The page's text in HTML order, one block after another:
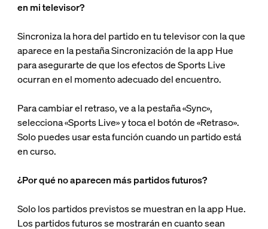
en mi televisor?
Sincroniza la hora del partido en tu televisor con la que
aparece en la pestaña Sincronización de la app Hue
para asegurarte de que los efectos de Sports Live
ocurran en el momento adecuado del encuentro.
Para cambiar el retraso, ve a la pestaña «Sync»,
selecciona «Sports Live» y toca el botón de «Retraso».
Solo puedes usar esta función cuando un partido está
en curso.
¿Por qué no aparecen más partidos futuros?
Solo los partidos previstos se muestran en la app Hue.
Los partidos futuros se mostrarán en cuanto sean